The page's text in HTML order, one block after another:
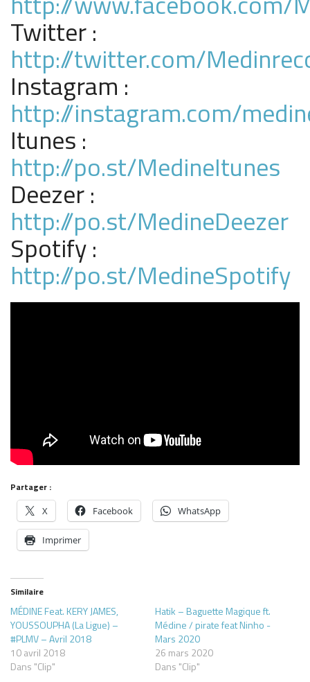
Twitter :
http://twitter.com/
Instagram :
http://instagram.com/
Itunes :
http://po.st/MedineItunes
Deezer :
http://po.st/MedineDeezer
Spotify :
http://po.st/MedineSpotify
Partager :
X Facebook WhatsApp
Imprimer
Similaire
MÉDINE Feat. KERY JAMES,
YOUSSOUPHA (La Ligue) –
#PLMV – Avril 2018
10 avril 2018
Dans "Clip"
Hatik – Baguette Magique ft.
Médine / pirate feat Ninho -
Mars 2020
26 mars 2020
Dans "Clip"